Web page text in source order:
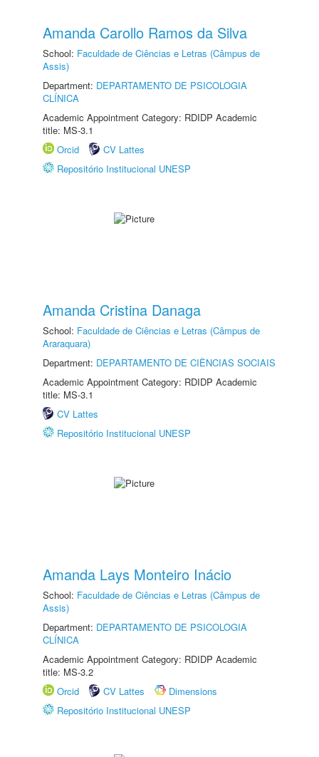
Amanda Carollo Ramos da Silva
School: Faculdade de Ciências e Letras (Câmpus de
Assis)
Department: DEPARTAMENTO DE PSICOLOGIA
CLÍNICA
Academic Appointment Category: RDIDP Academic
title: MS-3.1
Orcid
CV Lattes
Repositório Institucional UNESP
Amanda Cristina Danaga
School: Faculdade de Ciências e Letras (Câmpus de
Araraquara)
Department: DEPARTAMENTO DE CIÊNCIAS SOCIAIS
Academic Appointment Category: RDIDP Academic
title: MS-3.1
CV Lattes
Repositório Institucional UNESP
Amanda Lays Monteiro Inácio
School: Faculdade de Ciências e Letras (Câmpus de
Assis)
Department: DEPARTAMENTO DE PSICOLOGIA
CLÍNICA
Academic Appointment Category: RDIDP Academic
title: MS-3.2
Orcid
CV Lattes
Dimensions
Repositório Institucional UNESP